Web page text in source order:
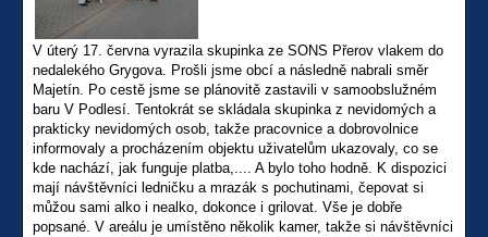
V úterý 17. června vyrazila skupinka ze SONS Přerov vlakem do
nedalekého Grygova. Prošli jsme obcí a následně nabrali směr
Majetín. Po cestě jsme se plánovitě zastavili v samoobslužném
baru V Podlesí. Tentokrát se skládala skupinka z nevidomých a
prakticky nevidomých osob, takže pracovnice a dobrovolnice
informovaly a procházením objektu uživatelům ukazovaly, co se
kde nachází, jak funguje platba,.... A bylo toho hodně. K dispozici
mají návštěvníci ledničku a mrazák s pochutinami, čepovat si
můžou sami alko i nealko, dokonce i grilovat. Vše je dobře
popsané. V areálu je umístěno několik kamer, takže si návštěvníci